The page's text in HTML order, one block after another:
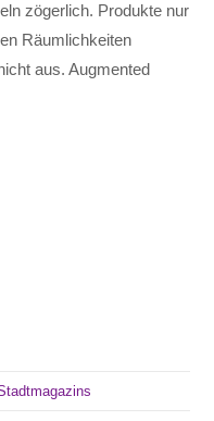
zögerlich. Produkte nur
Räumlichkeiten
aus. Augmented